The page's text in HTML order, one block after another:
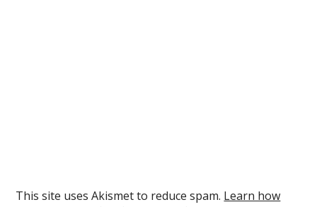
This site uses Akismet to reduce spam. Learn how